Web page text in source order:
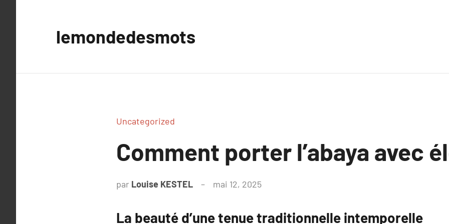
lemondedesmots
Uncategorized
Comment porter l’abaya avec
par Louise KESTEL mai 12, 2025
La beauté d’une tenue traditionnelle intemporelle